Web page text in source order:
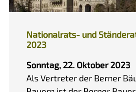
Nationalrats- und
2023
Sonntag, 22. Oktober 2023
Als Vertreter der Berner